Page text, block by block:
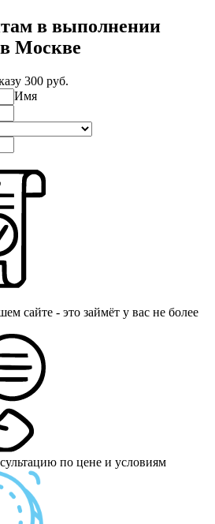
в выполнении
Москве
300 руб.
Имя
сайте - это займёт у вас не более
по цене и условиям